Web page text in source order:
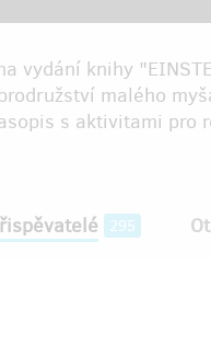
vydání knihy
malého
s aktivitami pro
295